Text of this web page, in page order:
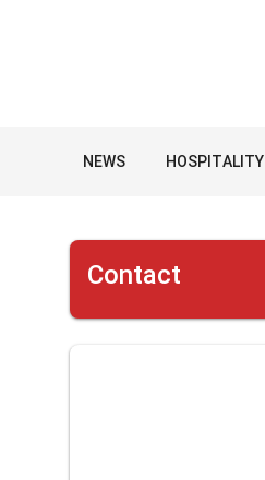
NEWS HOSPITALITY
Contact